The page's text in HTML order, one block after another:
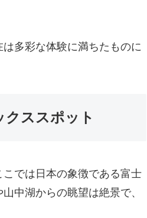
多彩な体験に満ちたものに
クススポット
では日本の象徴である富士
中湖からの眺望は絶景で、